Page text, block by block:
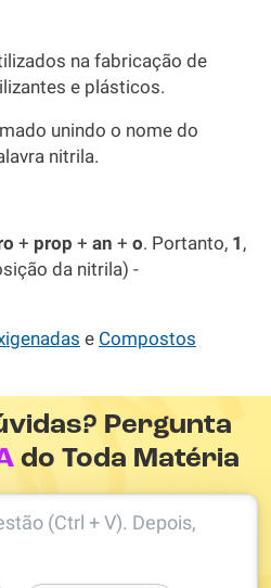
na fabricação de
e plásticos.
unindo o nome do
nitrila.
+ prop + an + o. Portanto, 1 ,
da nitrila) -
e Compostos
Pergunta
do Toda Matéria
(Ctrl + V). Depois,